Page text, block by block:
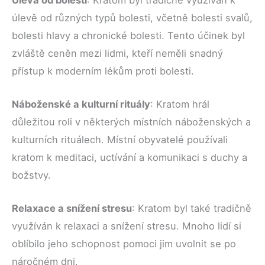
úlevě od různých typů bolesti, včetně bolesti svalů,
bolesti hlavy a chronické bolesti. Tento účinek byl
zvláště ceněn mezi lidmi, kteří neměli snadný
přístup k moderním lékům proti bolesti.
Náboženské a kulturní rituály: Kratom hrál
důležitou roli v některých místních náboženských a
kulturních rituálech. Místní obyvatelé používali
kratom k meditaci, uctívání a komunikaci s duchy a
božstvy.
Relaxace a snížení stresu: Kratom byl také tradičně
využíván k relaxaci a snížení stresu. Mnoho lidí si
oblíbilo jeho schopnost pomoci jim uvolnit se po
náročném dni.